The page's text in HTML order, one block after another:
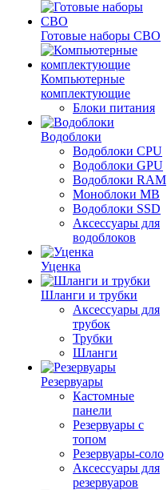
Готовые наборы СВО
Компьютерные
комплектующие
Блоки питания
Водоблоки
Водоблоки CPU
Водоблоки GPU
Водоблоки RAM
Моноблоки MB
Водоблоки SSD
Аксессуары для
водоблоков
Уценка
Шланги и трубки
Аксессуары для
трубок
Трубки
Шланги
Резервуары
Кастомные
панели
Резервуары с
топом
Резервуары-соло
Аксессуары для
резервуаров